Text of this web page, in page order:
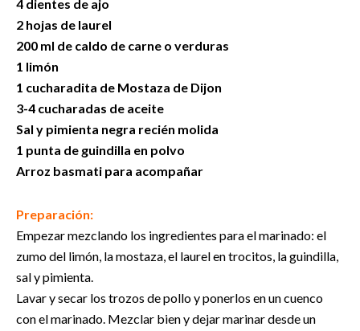
4 dientes de ajo
2 hojas de laurel
200 ml de caldo de carne o verduras
1 limón
1 cucharadita de Mostaza de Dijon
3-4 cucharadas de aceite
Sal y pimienta negra recién molida
1 punta de guindilla en polvo
Arroz basmati para acompañar
Preparación:
Empezar mezclando los ingredientes para el marinado: el
zumo del limón, la mostaza, el laurel en trocitos, la guindilla,
sal y pimienta.
Lavar y secar los trozos de pollo y ponerlos en un cuenco
con el marinado. Mezclar bien y dejar marinar desde un